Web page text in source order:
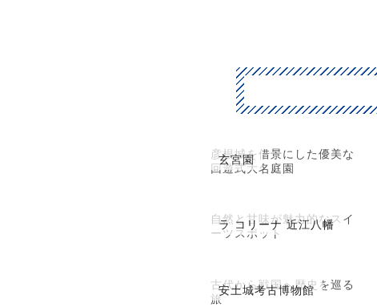
玄宮園
彦根城を借景にした優美な
回遊式大名庭園
ラ コリーナ 近江八幡
自然と甘味が魅力的なスイ
ーツスポット
安土城考古博物館
古代から戦国へ歴史を巡る
旅